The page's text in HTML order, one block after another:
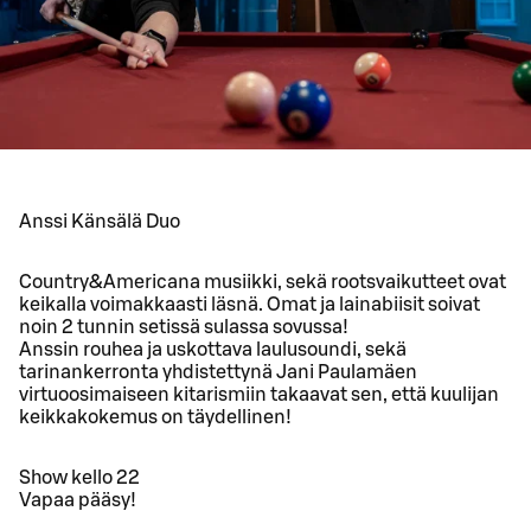
Anssi Känsälä Duo
Country&Americana musiikki, sekä rootsvaikutteet ovat
keikalla voimakkaasti läsnä. Omat ja lainabiisit soivat
noin 2 tunnin setissä sulassa sovussa!
Anssin rouhea ja uskottava laulusoundi, sekä
tarinankerronta yhdistettynä Jani Paulamäen
virtuoosimaiseen kitarismiin takaavat sen, että kuulijan
keikkakokemus on täydellinen!
Show kello 22
Vapaa pääsy!